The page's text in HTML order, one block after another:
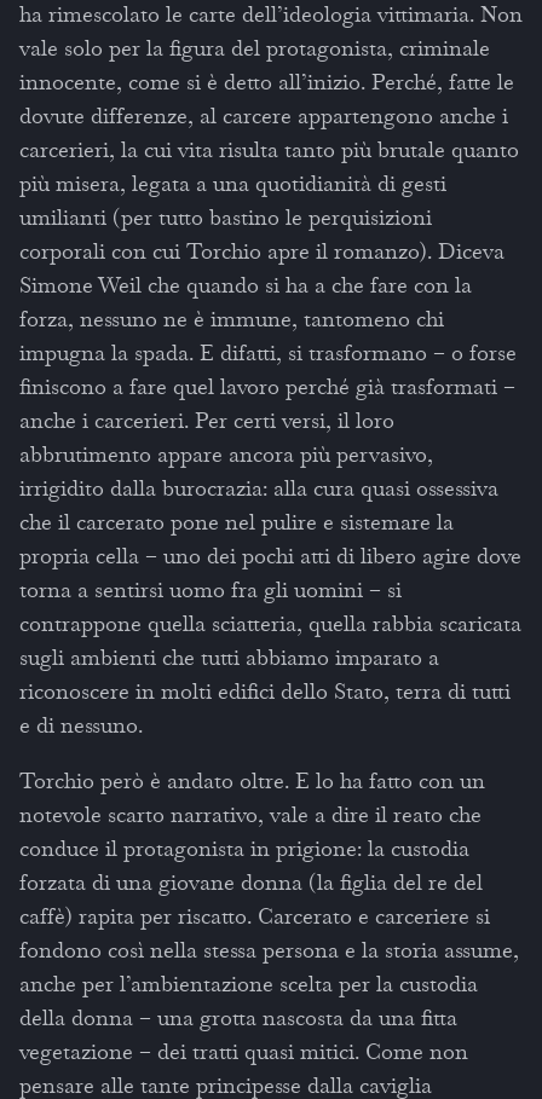
ha rimescolato le carte dell’ideologia vittimaria. Non
vale solo per la figura del protagonista, criminale
innocente, come si è detto all’inizio. Perché, fatte le
dovute differenze, al carcere appartengono anche i
carcerieri, la cui vita risulta tanto più brutale quanto
più misera, legata a una quotidianità di gesti
umilianti (per tutto bastino le perquisizioni
corporali con cui Torchio apre il romanzo). Diceva
Simone Weil che quando si ha a che fare con la
forza, nessuno ne è immune, tantomeno chi
impugna la spada. E difatti, si trasformano – o forse
finiscono a fare quel lavoro perché già trasformati –
anche i carcerieri. Per certi versi, il loro
abbrutimento appare ancora più pervasivo,
irrigidito dalla burocrazia: alla cura quasi ossessiva
che il carcerato pone nel pulire e sistemare la
propria cella – uno dei pochi atti di libero agire dove
torna a sentirsi uomo fra gli uomini – si
contrappone quella sciatteria, quella rabbia scaricata
sugli ambienti che tutti abbiamo imparato a
riconoscere in molti edifici dello Stato, terra di tutti
e di nessuno.
Torchio però è andato oltre. E lo ha fatto con un
notevole scarto narrativo, vale a dire il reato che
conduce il protagonista in prigione: la custodia
forzata di una giovane donna (la figlia del re del
caffè) rapita per riscatto. Carcerato e carceriere si
fondono così nella stessa persona e la storia assume,
anche per l’ambientazione scelta per la custodia
della donna – una grotta nascosta da una fitta
vegetazione – dei tratti quasi mitici. Come non
pensare alle tante principesse dalla caviglia